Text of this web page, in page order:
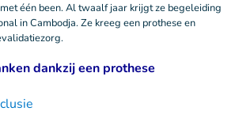
één been. Al twaalf jaar krijgt ze begeleiding
in Cambodja. Ze kreeg een prothese en